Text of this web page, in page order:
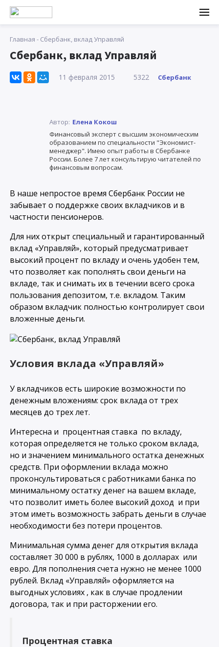
Главная - Сбербанк, вклад Управляй
Сбербанк, вклад Управляй
11 февраля 2015 5322 Сбербанк
Автор: Елена Кокош
Финансовый эксперт с высшим экономическим
образованием по специальности "Экономист-
менеджер". Имею опыт работы в Сбербанке
России. Более 7 лет консультирую читателей по
финансовым вопросам.
В наше непростое время Сбербанк России не
забывает о поддержке своих вкладчиков и в
частности пенсионеров.
Для них открыт специальный и гарантированный
вклад «Управляй», который предусматривает
высокий процент по вкладу и очень удобен тем,
что позволяет как пополнять свои деньги на
вкладе, так и снимать их в течении всего срока
пользования депозитом, т.е. вкладом. Таким
образом вкладчик полностью контролирует свои
вложенные деньги.
Условия вклада «Управляй»
У вкладчиков есть широкие возможности по
денежным вложениям: срок вклада от трех
месяцев до трех лет.
Интересна и процентная ставка по вкладу,
которая определяется не только сроком вклада,
но и значением минимального остатка денежных
средств. При оформлении вклада можно
проконсультироваться с работниками банка по
минимальному остатку денег на вашем вкладе,
что позволит иметь более высокий доход и при
этом иметь возможность забрать деньги в случае
необходимости без потери процентов.
Минимальная сумма денег для открытия вклада
составляет 30 000 в рублях, 1000 в долларах или
евро. Для пополнения счета нужно не менее 1000
рублей. Вклад «Управляй» оформляется на
выгодных условиях , как в случае продлении
договора, так и при расторжении его.
Процентная ставка